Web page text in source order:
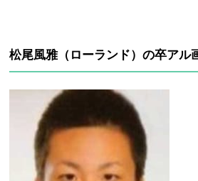
松尾風雅（ローランド）の卒アル